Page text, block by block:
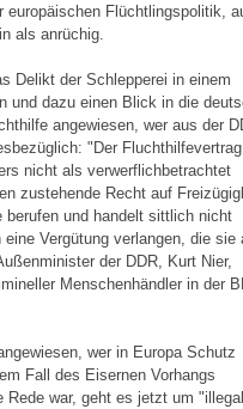
europäischen Flüchtlingspolitik,
als anrüchig.
Delikt der Schlepperei in einem
und dazu einen Blick in die
angewiesen, wer aus der
"Der
nicht als verwerflichbetrachtet
zustehende Recht auf
und handelt sittlich nicht
Vergütung verlangen, die sie
der DDR, Kurt Nier,
Menschenhändler in der
wer in Europa Schutz
Fall des Eisernen Vorhangs
Rede war, geht es jetzt um